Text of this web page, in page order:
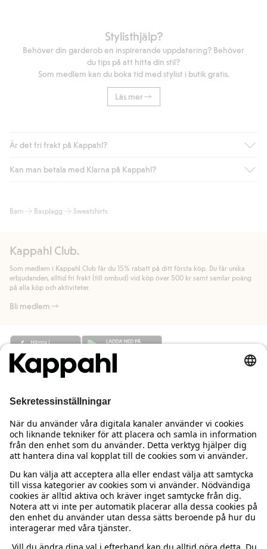
Stylisthjälp?
Behöver din garderob en inspirerande uppdatering? Behöver
du tips på att hitta din stil?
Som medlem kan du boka tid med stylist i butik gratis.
Läs mer
Är det fri frakt på Kappahl?
Är du medlem i Kappahl Club har du alltid gratis frakt till butik
automatik efter du loggat in och identifierats som medlem.
handlar för.
Läs mer
Kan man betala med Klarna på Kappahl?
bland annat faktura och swish men även andra betalningssätt.
allmänna villkor.
Läs mer
Barn Basplagg Sweatshirts
Kappahl Club.
Som medlem i Kappahl Club får du 15% rabatt på ditt första köp. Du får unika
erbjudanden, alltid fri frakt (till ombud) vid köp över 500 kr samt samlar poäng
på alla köp och aktiviteter.
Bli medlem
Behöver du hjälp?
Kundservice
Vanliga frågor
Beställning & retur
Kontakta oss
Kappahl Club
Logga in
Kappahl Club
Medlemsvillkor
Om oss
Om Kappahl Group
Villkor & policy
Köpvillkor Sverige
Mer från oss